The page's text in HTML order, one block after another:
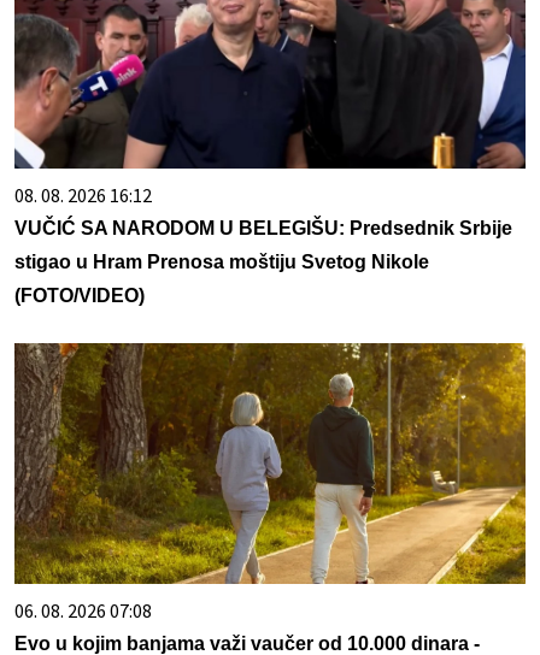
08. 08. 2026 16:12
VUČIĆ SA NARODOM U BELEGIŠU: Predsednik Srbije
stigao u Hram Prenosa moštiju Svetog Nikole
(FOTO/VIDEO)
06. 08. 2026 07:08
Evo u kojim banjama važi vaučer od 10.000 dinara -